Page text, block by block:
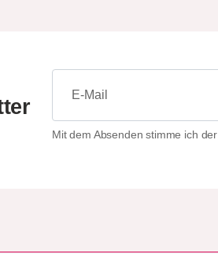
Mit dem Absenden stimme ich der